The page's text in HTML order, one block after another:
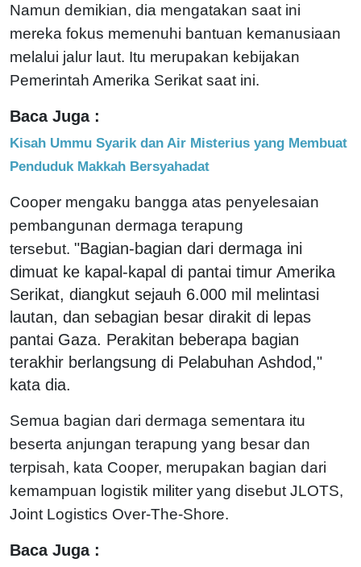
Namun demikian, dia mengatakan saat ini
mereka fokus memenuhi bantuan kemanusiaan
melalui jalur laut. Itu merupakan kebijakan
Pemerintah Amerika Serikat saat ini.
Baca Juga :
Kisah Ummu Syarik dan Air Misterius yang Membuat
Penduduk Makkah Bersyahadat
Cooper mengaku bangga atas penyelesaian
pembangunan dermaga terapung
tersebut. "Bagian-bagian dari dermaga ini
dimuat ke kapal-kapal di pantai timur Amerika
Serikat, diangkut sejauh 6.000 mil melintasi
lautan, dan sebagian besar dirakit di lepas
pantai Gaza. Perakitan beberapa bagian
terakhir berlangsung di Pelabuhan Ashdod,"
kata dia.
Semua bagian dari dermaga sementara itu
beserta anjungan terapung yang besar dan
terpisah, kata Cooper, merupakan bagian dari
kemampuan logistik militer yang disebut JLOTS,
Joint Logistics Over-The-Shore.
Baca Juga :